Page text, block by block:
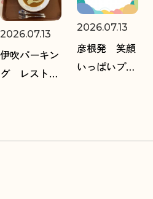
2026.07.13
伊吹パーキン
グ レストラ
2026.07.13
彦根発 笑顔
いっぱいプロ